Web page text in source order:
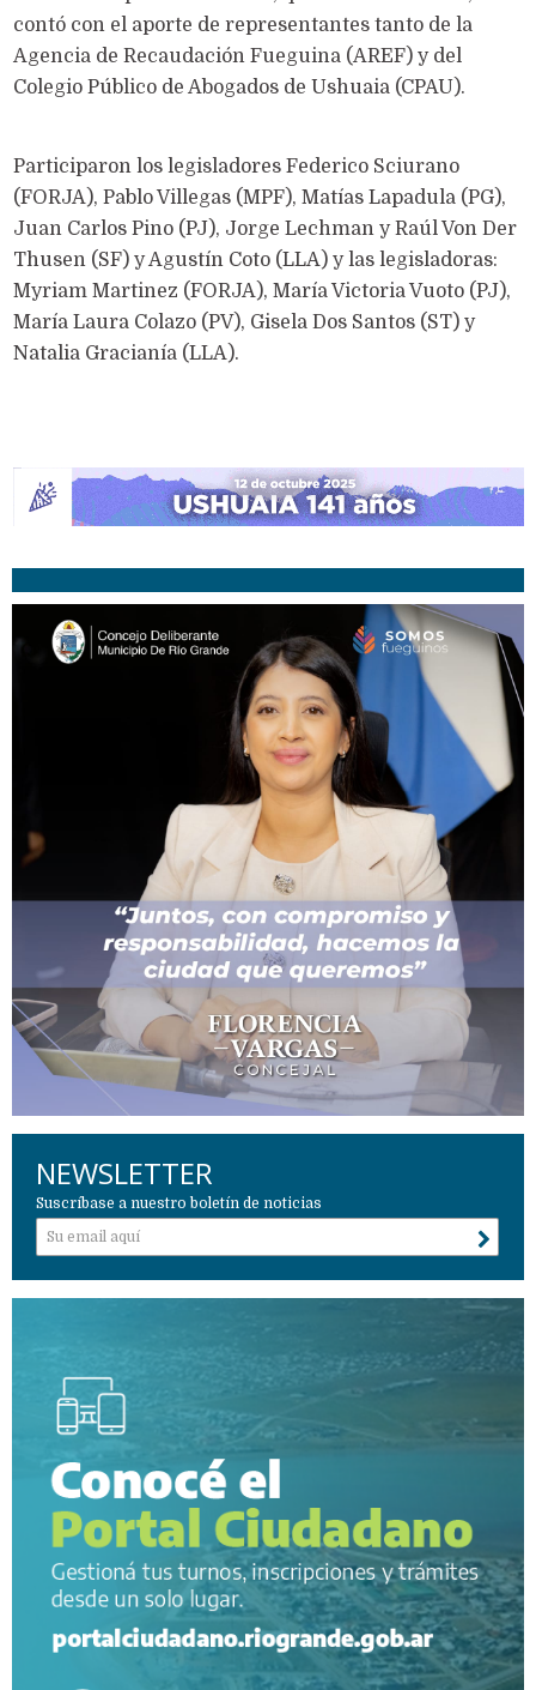
contó con el aporte de representantes tanto de la
Agencia de Recaudación Fueguina (AREF) y del
Colegio Público de Abogados de Ushuaia (CPAU).
Participaron los legisladores Federico Sciurano
(FORJA), Pablo Villegas (MPF), Matías Lapadula (PG),
Juan Carlos Pino (PJ), Jorge Lechman y Raúl Von Der
Thusen (SF) y Agustín Coto (LLA) y las legisladoras:
Myriam Martinez (FORJA), María Victoria Vuoto (PJ),
María Laura Colazo (PV), Gisela Dos Santos (ST) y
Natalia Gracianía (LLA).
NEWSLETTER
Suscríbase a nuestro boletín de noticias